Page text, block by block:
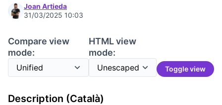
Joan Artieda
31/03/2025 10:03
Compare view
mode:
HTML view
mode:
Toggle view
Description (Català)